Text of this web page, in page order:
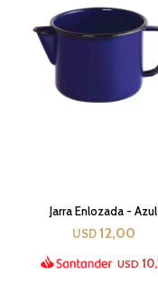
Jarra Enlozada - Azul
USD 12,00
USD